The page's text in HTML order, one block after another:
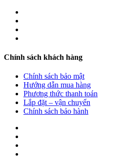
Chính sách khách hàng
Chính sách bảo mật
Hướng dẫn mua hàng
Phương thức thanh toán
Lắp đặt – vận chuyển
Chính sách bảo hành